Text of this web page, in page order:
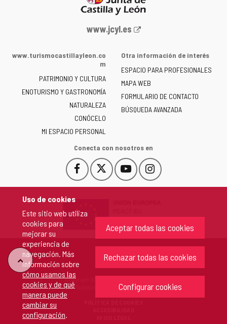
Uso de cookies
Este sitio web utiliza
cookies para
mejorar su
experiencia de
navegación. Más
información sobre
cómo usamos las
cookies y de qué
manera puede
cambiar su
configuración.
Aceptar todas las cookies
Rechazar todas las cookies
Configurar cookies
Portal
la
de
Castilla
y
León
-
www.jcyl.es
www.turismocastillayleon.co
m
PATRIMONIO Y CULTURA
ENOTURISMO Y GASTRONOMÍA
NATURALEZA
CONÓCELO
MI ESPACIO PERSONAL
Otra información de interés
ESPACIO PARA PROFESIONALES
MAPA WEB
FORMULARIO DE CONTACTO
BÚSQUEDA AVANZADA
Conecta con nosotros en
Facebook
Este
enlace
en
nueva.
Este
enlace
una
ventana
nueva.
YouTube
Este
enlace
una
ventana
nueva.
Instagram
Este
enlace
una
ventana
nueva.
"Volver
arriba"
Copyright 2026 - Junta de Castilla y León
Todos los derechos reservados.